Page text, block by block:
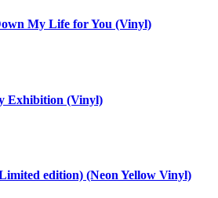
My Life for You (Vinyl)
Exhibition (Vinyl)
edition) (Neon Yellow Vinyl)